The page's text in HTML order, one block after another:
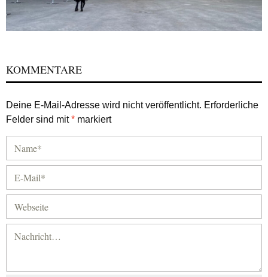
KOMMENTARE
Deine E-Mail-Adresse wird nicht veröffentlicht. Erforderliche
Felder sind mit* markiert